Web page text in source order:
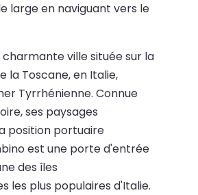
large en naviguant vers le
ville située sur la
la Toscane, en Italie,
Tyrrhénienne. Connue
ses paysages
position portuaire
est une porte d'entrée
des îles
les plus populaires d'Italie.